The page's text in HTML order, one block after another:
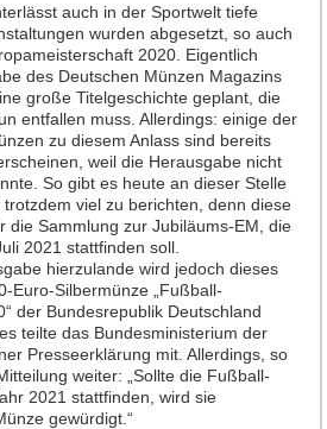
auch in der Sportwelt tiefe
wurden abgesetzt, so auch
2020. Eigentlich
des Deutschen Münzen Magazins
große Titelgeschichte geplant, die
entfallen muss. Allerdings: einige der
zu diesem Anlass sind bereits
weil die Herausgabe nicht
So gibt es heute an dieser Stelle
viel zu berichten, denn diese
die Sammlung zur Jubiläums-EM, die
2021 stattfinden soll.
hierzulande wird jedoch dieses
Euro-Silbermünze „Fußball-
der Bundesrepublik Deutschland
teilte das Bundesministerium der
Presseerklärung mit. Allerdings, so
weiter: „Sollte die Fußball-
2021 stattfinden, wird sie
gewürdigt.“